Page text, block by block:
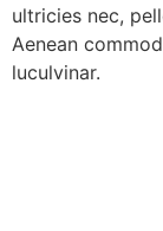
ultricies nec,
Aenean
luculvinar.